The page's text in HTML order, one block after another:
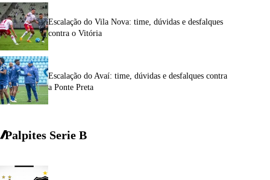
Escalação do Vila Nova: time, dúvidas e desfalques
contra o Vitória
Escalação do Avaí: time, dúvidas e desfalques contra
a Ponte Preta
Palpites Serie B